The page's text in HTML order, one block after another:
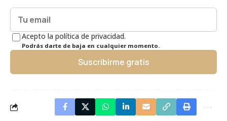
Acepto la política de privacidad.
Podrás darte de baja en cualquier momento.
Suscribirme gratis